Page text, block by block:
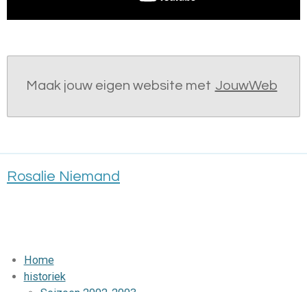
Maak jouw eigen website met JouwWeb
Rosalie Niemand
Home
historiek